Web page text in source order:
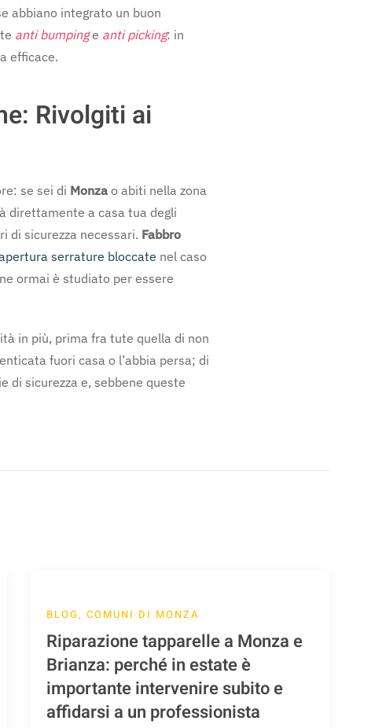
abbiano integrato un buon
anti bumpinge anti picking: in
efficace.
Rivolgiti ai
se sei di Monza o abiti nella zona
direttamente a casa tua degli
di sicurezza necessari. Fabbro
serrature bloccate nel caso
ormai è studiato per essere
in più, prima fra tute quella di non
fuori casa o l’abbia persa; di
di sicurezza e, sebbene queste
BLOG, COMUNI DI MONZA
Riparazione tapparelle a Monza e
Brianza: perché in estate è
importante intervenire subito e
affidarsi a un professionista